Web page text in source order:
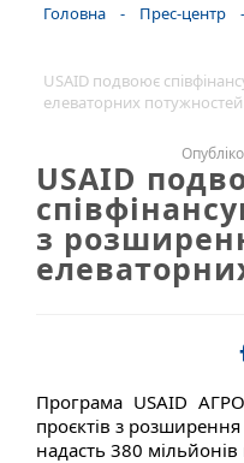
Головна - Прес-центр -
USAID подвоює
елеваторних потужностей
USAID
з
Програма USAID
проєктів з
надасть 380